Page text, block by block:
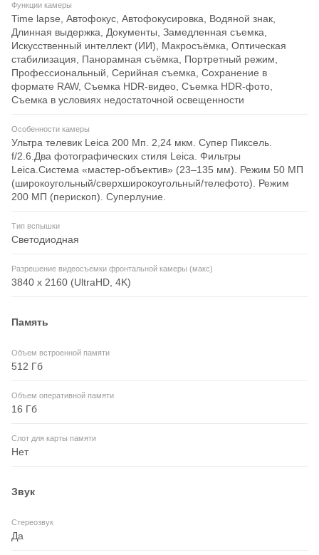
Функции камеры
Time lapse, Автофокус, Автофокусировка, Водяной знак,
Длинная выдержка, Документы, Замедленная съемка,
Искусственный интеллект (ИИ), Макросъёмка, Оптическая
стабилизация, Панорамная съёмка, Портретный режим,
Профессиональный, Серийная съемка, Сохранение в
формате RAW, Съемка HDR-видео, Съемка HDR-фото,
Съемка в условиях недостаточной освещенности
Особенности камеры
Ультра телевик Leica 200 Мп. 2,24 мкм. Супер Пиксель.
f/2.6.Два фотографических стиля Leica. Фильтры
Leica.Система «мастер-объектив» (23–135 мм). Режим 50 МП
(широкоугольный/сверхширокоугольный/телефото). Режим
200 МП (перископ). Суперлуние.
Тип вспышки
Светодиодная
Разрешение видеосъемки фронтальной камеры (макс)
3840 x 2160 (UltraHD, 4K)
Память
Объем встроенной памяти
512 Гб
Объем оперативной памяти
16 Гб
Слот для карты памяти
Нет
Звук
Стереозвук
Да